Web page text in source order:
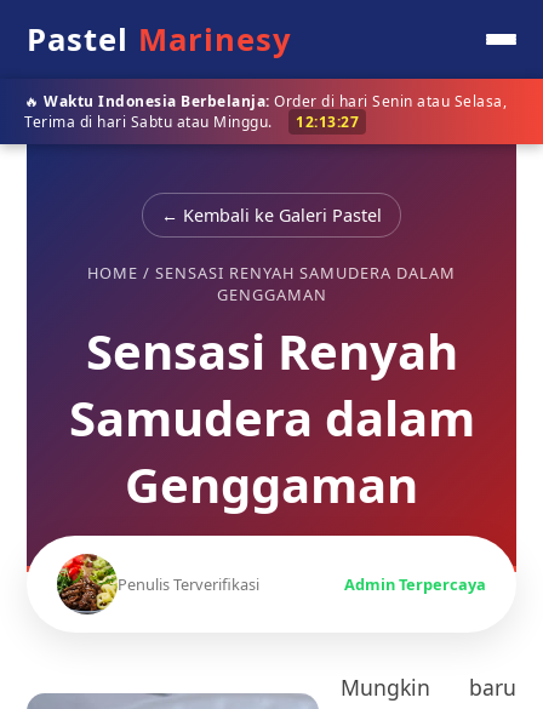
Pastel Marinesy
🔥 Waktu Indonesia Berbelanja: Order di hari Senin atau Selasa,
Terima di hari Sabtu atau Minggu.
12:13:26
← Kembali ke Galeri Pastel
HOME / SENSASI RENYAH SAMUDERA DALAM
GENGGAMAN
Sensasi Renyah
Samudera dalam
Genggaman
Penulis Terverifikasi Admin Terpercaya
Mungkin baru